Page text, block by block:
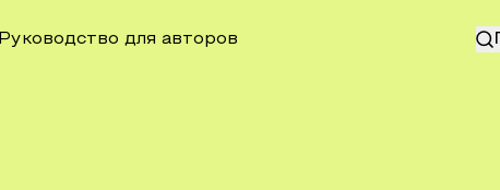
Руководство для авторов